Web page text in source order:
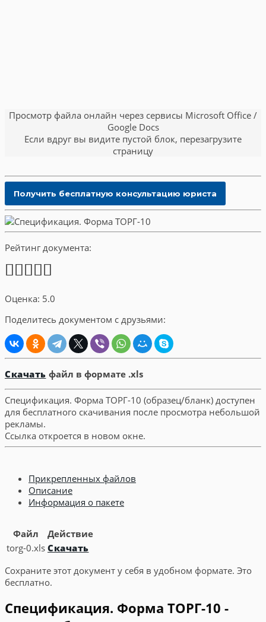
Просмотр файла онлайн через сервисы Microsoft Office /
Google Docs
Если вдруг вы видите пустой блок, перезагрузите
страницу
Рейтинг документа:
Оценка: 5.0
Поделитесь документом с друзьями:
Скачать файл в формате .xls
Спецификация. Форма ТОРГ-10 (образец/бланк) доступен
для бесплатного скачивания после просмотра небольшой
рекламы.
Ссылка откроется в новом окне.
Прикрепленных файлов
Описание
Информация о пакете
Файл
Действие
torg-0.xls Скачать
Сохраните этот документ у себя в удобном формате. Это
бесплатно.
Спецификация. Форма ТОРГ-10 -